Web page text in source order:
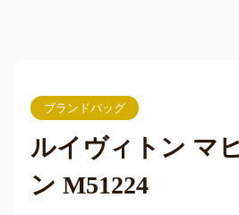
ブランドバッグ
ルイヴィトン マ
ン M51224